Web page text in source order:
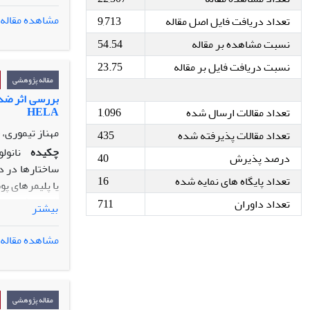
تعداد دریافت فایل اصل مقاله
9,713
نسبت مشاهده بر مقاله
54.54
نسبت دریافت فایل بر مقاله
23.75
تعداد مقالات ارسال شده
1,096
تعداد مقالات پذیرفته شده
435
درصد پذیرش
40
تعداد پایگاه های نمایه شده
16
تعداد داوران
711
کاراپاس
تخم­های
دارای قطر 2
می­دهد که
فارس بالاتر
مشاهده مقاله
مقاله پژوهشی
بررسی اثر
HELA
مهناز
چکیده
ساختارها در
یا پلیمرهای
رحم رده HELA است. از تست MTT، جهت بررسی میزان بقای سلولی استفاده شد. میزان بیان ژن
پوشش‌داده‌
کیتوزان
کافئیک‌
بیشتر
مشاهده مقاله
مقاله پژوهشی